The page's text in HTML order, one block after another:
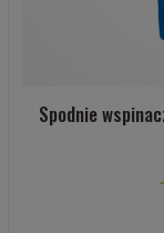
Spodnie